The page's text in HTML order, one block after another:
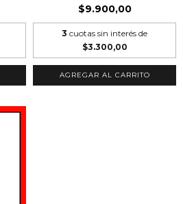
$9.900,00
3 cuotas sin interés de
$3.300,00
AGREGAR AL CARRITO